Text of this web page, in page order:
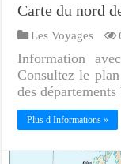
Carte du nord
Les Voyages
Information
Consultez le
des départements
Plus d Informations »